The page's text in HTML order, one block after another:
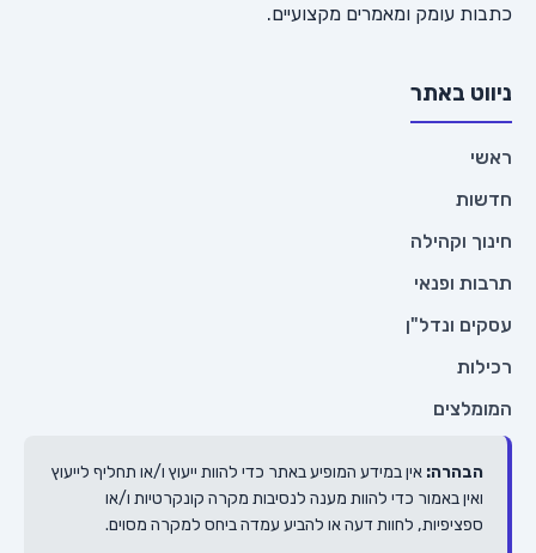
כתבות עומק ומאמרים מקצועיים.
ניווט באתר
ראשי
חדשות
חינוך וקהילה
תרבות ופנאי
עסקים ונדל"ן
רכילות
המומלצים
הבהרה: אין במידע המופיע באתר כדי להוות ייעוץ ו/או תחליף לייעוץ
ואין באמור כדי להוות מענה לנסיבות מקרה קונקרטיות ו/או
ספציפיות, לחוות דעה או להביע עמדה ביחס למקרה מסוים.